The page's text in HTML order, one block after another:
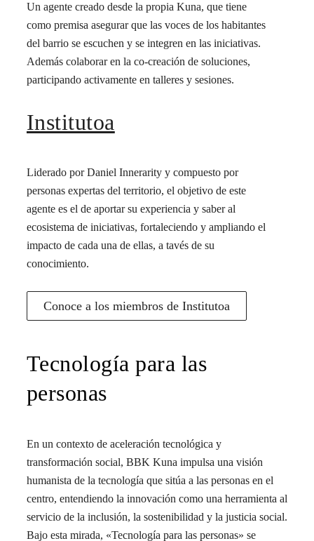
Un agente creado desde la propia Kuna, que tiene
como premisa asegurar que las voces de los habitantes
del barrio se escuchen y se integren en las iniciativas.
Además colaborar en la co-creación de soluciones,
participando activamente en talleres y sesiones.
Institutoa
Liderado por Daniel Innerarity y compuesto por
personas expertas del territorio, el objetivo de este
agente es el de aportar su experiencia y saber al
ecosistema de iniciativas, fortaleciendo y ampliando el
impacto de cada una de ellas, a tavés de su
conocimiento.
Conoce a los miembros de Institutoa
Tecnología para las
personas
En un contexto de aceleración tecnológica y
transformación social, BBK Kuna impulsa una visión
humanista de la tecnología que sitúa a las personas en el
centro, entendiendo la innovación como una herramienta al
servicio de la inclusión, la sostenibilidad y la justicia social.
Bajo esta mirada, «Tecnología para las personas» se